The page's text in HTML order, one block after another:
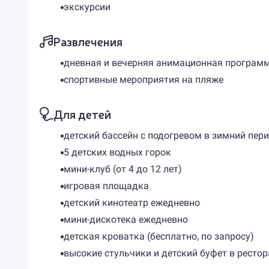
экскурсии
Развлечения
дневная и вечерняя анимационная
спортивные мероприятия на пляже
Для детей
детский бассейн с подогревом в зимний
5 детских водных горок
мини-клуб (от 4 до 12 лет)
игровая площадка
детский кинотеатр ежедневно
мини-дискотека ежедневно
детская кроватка (бесплатно, по запросу)
высокие стульчики и детский буфет в